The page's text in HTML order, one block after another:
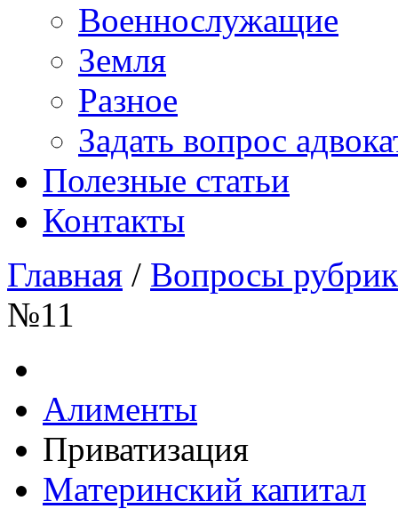
Военнослужащие
Земля
Разное
Задать вопрос
Полезные статьи
Контакты
Главная / Вопросы
№11
Алименты
Приватизация
Материнский капитал